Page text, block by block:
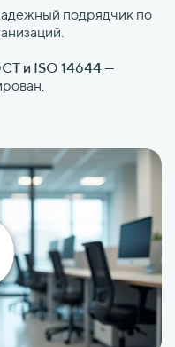
подрядчик по
и ISO 14644—